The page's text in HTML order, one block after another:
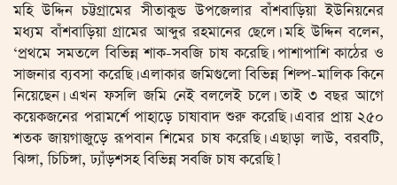
মহি উদ্দিন চট্টগ্রামের সীতাকুন্ড উপজেলার বাঁশবাড়িয়া ইউনিয়নের
মধ্যম বাঁশবাড়িয়া গ্রামের আব্দুর রহমানের ছেলে। মহি উদ্দিন বলেন,
‘প্রথমে সমতলে বিভিন্ন শাক-সবজি চাষ করেছি। পাশাপাশি কাঠের ও
সাজনার ব্যবসা করেছি। এলাকার জমিগুলো বিভিন্ন শিল্প-মালিক কিনে
নিয়েছেন। এখন ফসলি জমি নেই বললেই চলে। তাই ৩ বছর আগে
কয়েকজনের পরামর্শে পাহাড়ে চাষাবাদ শুরু করেছি। এবার প্রায় ২৫০
শতক জায়গাজুড়ে রূপবান শিমের চাষ করেছি। এছাড়া লাউ, বরবটি,
ঝিঙ্গা, চিচিঙ্গা, ঢ্যাঁড়শসহ বিভিন্ন সবজি চাষ করেছি।’